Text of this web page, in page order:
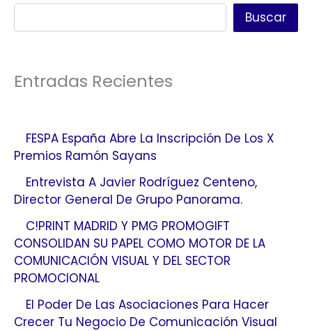
Buscar
Entradas Recientes
FESPA España Abre La Inscripción De Los X
Premios Ramón Sayans
Entrevista A Javier Rodríguez Centeno,
Director General De Grupo Panorama.
C!PRINT MADRID Y PMG PROMOGIFT
CONSOLIDAN SU PAPEL COMO MOTOR DE LA
COMUNICACIÓN VISUAL Y DEL SECTOR
PROMOCIONAL
El Poder De Las Asociaciones Para Hacer
Crecer Tu Negocio De Comunicación Visual